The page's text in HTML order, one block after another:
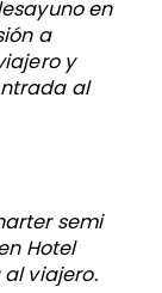
en
a
y
al
semi
Hotel
viajero.